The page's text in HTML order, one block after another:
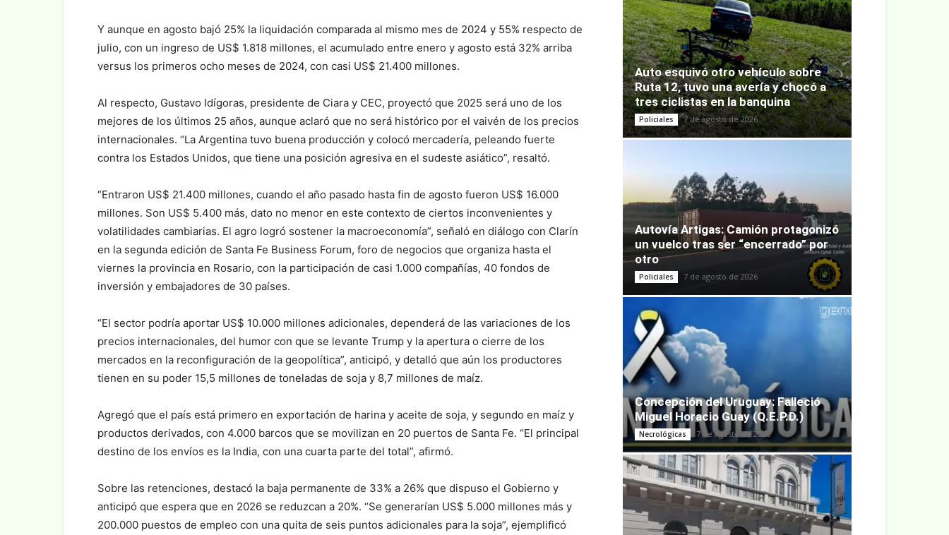
Y aunque en agosto bajó 25% la liquidación comparada al mismo mes de 2024 y 55% respecto de
julio, con un ingreso de US$ 1.818 millones, el acumulado entre enero y agosto está 32% arriba
versus los primeros ocho meses de 2024, con casi US$ 21.400 millones.
Al respecto, Gustavo Idígoras, presidente de Ciara y CEC, proyectó que 2025 será uno de los
mejores de los últimos 25 años, aunque aclaró que no será histórico por el vaivén de los precios
internacionales. “La Argentina tuvo buena producción y colocó mercadería, peleando fuerte
contra los Estados Unidos, que tiene una posición agresiva en el sudeste asiático”, resaltó.
“Entraron US$ 21.400 millones, cuando el año pasado hasta fin de agosto fueron US$ 16.000
millones. Son US$ 5.400 más, dato no menor en este contexto de ciertos inconvenientes y
volatilidades cambiarias. El agro logró sostener la macroeconomía”, señaló en diálogo con Clarín
en la segunda edición de Santa Fe Business Forum, foro de negocios que organiza hasta el
viernes la provincia en Rosario, con la participación de casi 1.000 compañías, 40 fondos de
inversión y embajadores de 30 países.
“El sector podría aportar US$ 10.000 millones adicionales, dependerá de las variaciones de los
precios internacionales, del humor con que se levante Trump y la apertura o cierre de los
mercados en la reconfiguración de la geopolítica”, anticipó, y detalló que aún los productores
tienen en su poder 15,5 millones de toneladas de soja y 8,7 millones de maíz.
Agregó que el país está primero en exportación de harina y aceite de soja, y segundo en maíz y
productos derivados, con 4.000 barcos que se movilizan en 20 puertos de Santa Fe. “El principal
destino de los envíos es la India, con una cuarta parte del total”, afirmó.
Sobre las retenciones, destacó la baja permanente de 33% a 26% que dispuso el Gobierno y
anticipó que espera que en 2026 se reduzcan a 20%. “Se generarían US$ 5.000 millones más y
200.000 puestos de empleo con una quita de seis puntos adicionales para la soja”, ejemplificó
Auto esquivó otro vehículo sobre
Ruta 12, tuvo una avería y chocó a
tres ciclistas en la banquina
Policiales 7 de agosto de 2026
Autovía Artigas: Camión protagonizó
un vuelco tras ser “encerrado” por
otro
Policiales 7 de agosto de 2026
Concepción del Uruguay: Falleció
Miguel Horacio Guay (Q.E.P.D.)
Necrológicas 7 de agosto de 2026